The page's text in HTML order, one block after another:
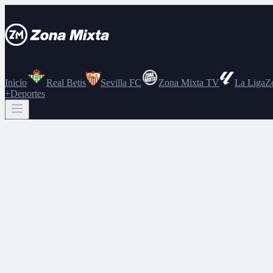
Inicio Real Betis Sevilla FC Zona Mixta TV La Liga
+Deportes